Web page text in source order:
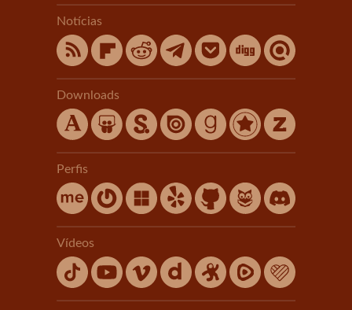
Notícias
Downloads
Perfis
Vídeos